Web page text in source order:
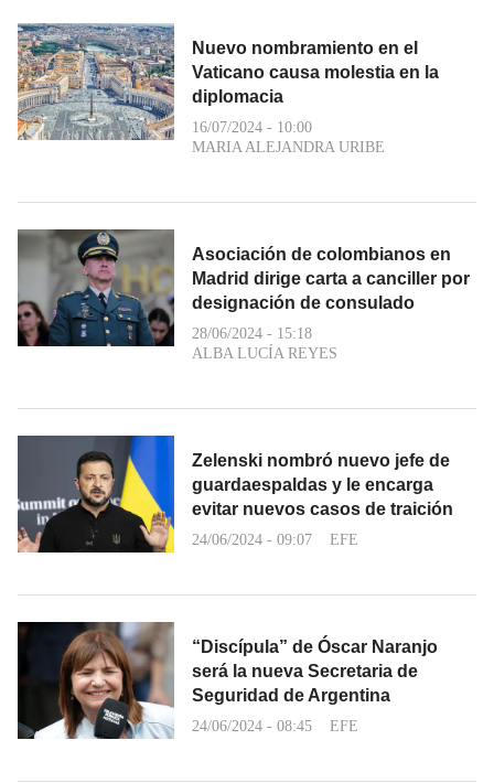
Nuevo nombramiento en el
Vaticano causa molestia en la
diplomacia
16/07/2024 - 10:00
MARIA ALEJANDRA URIBE
Asociación de colombianos en
Madrid dirige carta a canciller por
designación de consulado
28/06/2024 - 15:18
ALBA LUCÍA REYES
Zelenski nombró nuevo jefe de
guardaespaldas y le encarga
evitar nuevos casos de traición
24/06/2024 - 09:07 EFE
“Discípula” de Óscar Naranjo
será la nueva Secretaria de
Seguridad de Argentina
24/06/2024 - 08:45 EFE